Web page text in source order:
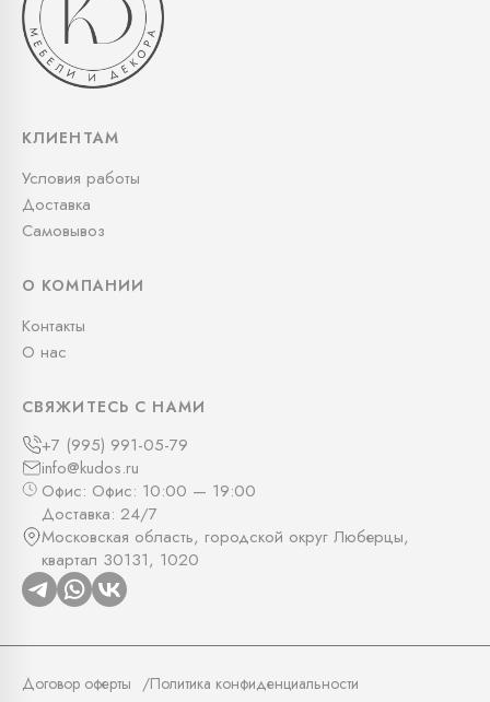
КЛИЕНТАМ
Условия работы
Доставка
Самовывоз
О КОМПАНИИ
Контакты
О нас
СВЯЖИТЕСЬ С НАМИ
+7 (995) 991-05-79
info@kudos.ru
Офис: Офис: 10:00 — 19:00
Доставка: 24/7
Московская область, городской округ Люберцы,
квартал 30131, 1020
Договор оферты Политика конфиденциальности